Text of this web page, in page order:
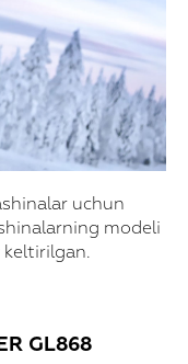
uchun
modeli
keltirilgan.
GL868